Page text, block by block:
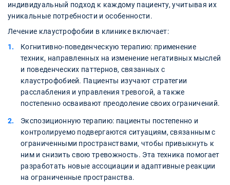
индивидуальный подход к каждому пациенту, учитывая их
уникальные потребности и особенности.
Лечение клаустрофобии в клинике включает:
Когнитивно-поведенческую терапию: применение
техник, направленных на изменение негативных мыслей
и поведенческих паттернов, связанных с
клаустрофобией. Пациенты изучают стратегии
расслабления и управления тревогой, а также
постепенно осваивают преодоление своих ограничений.
Экспозиционную терапию: пациенты постепенно и
контролируемо подвергаются ситуациям, связанным с
ограниченными пространствами, чтобы привыкнуть к
ним и снизить свою тревожность. Эта техника помогает
разработать новые ассоциации и адаптивные реакции
на ограниченные пространства.